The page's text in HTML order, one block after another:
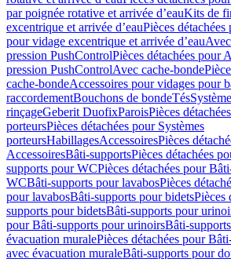
par poignée rotative et arrivée d’eauKits de
excentrique et arrivée d’eauPièces
pour vidage excentrique et arrivée d’eau
pression PushControlPièces détachées pour
pression PushControlAvec cache-bonde
cache-bondeAccessoires pour vidages pour
raccordementBouchons de bondeTés
rinçageGeberit DuofixParoisPièces
porteursPièces détachées pour Systèmes
porteursHabillagesAccessoiresPièces
AccessoiresBâti-supportsPièces détachées
supports pour WCPièces détachées pour
WCBâti-supports pour lavabosPièces
pour lavabosBâti-supports pour bidetsPièces
supports pour bidetsBâti-supports pour
pour Bâti-supports pour urinoirsBâti-
évacuation muralePièces détachées pour
avec évacuation muraleBâti-supports pour